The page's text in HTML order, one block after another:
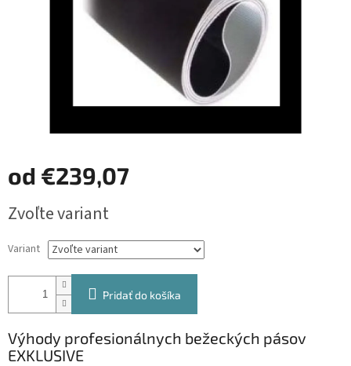
od €239,07
cena:
Zvoľte variant
Variant
Pridať do košíka
Výhody profesionálnych bežeckých pásov
EXKLUSIVE